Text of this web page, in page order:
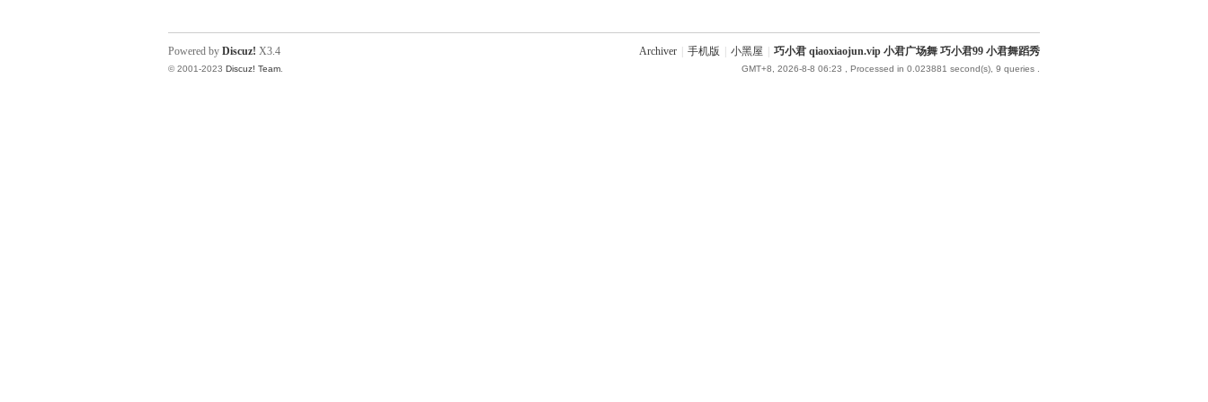
Archiver 手机版 小黑屋 巧小君 qiaoxiaojun.vip 小君广场舞 巧小君99 小君舞蹈秀
GMT+8, 2026-8-8 06:23 , Processed in 0.023881 second(s), 9 queries .
Powered by Discuz! X3.4
© 2001-2023 Discuz! Team